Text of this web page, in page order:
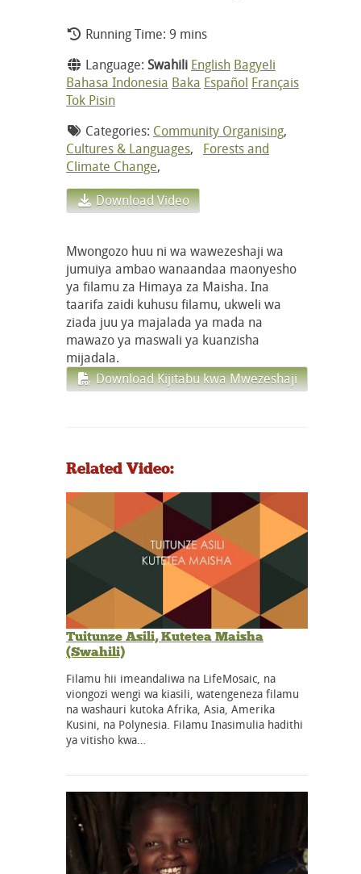
Running Time: 9 mins
Language: Swahili English Bagyeli
Bahasa Indonesia Baka Español Français
Tok Pisin
Categories: Community Organising,
Cultures & Languages, Forests and
Climate Change,
Download Video
Mwongozo huu ni wa wawezeshaji wa
jumuiya ambao wanaandaa maonyesho
ya filamu za Himaya za Maisha. Ina
taarifa zaidi kuhusu filamu, ukweli wa
ziada juu ya majalada ya mada na
mawazo ya maswali ya kuanzisha
mijadala.
Download Kijitabu kwa Mwezeshaji
Related Video:
Tuitunze Asili, Kutetea Maisha
(Swahili)
Filamu hii imeandaliwa na LifeMosaic, na
viongozi wengi wa kiasili, watengeneza filamu
na washauri kutoka Afrika, Asia, Amerika
Kusini, na Polynesia. Filamu Inasimulia hadithi
ya vitisho kwa…